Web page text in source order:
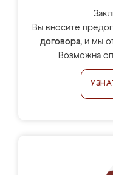
Вы вносите
договора, и мы
Возможна